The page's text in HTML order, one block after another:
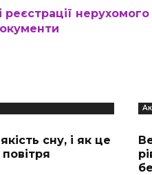
реєстрації
сну, і як це